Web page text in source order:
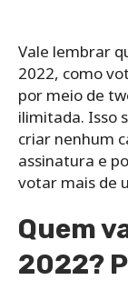
Vale lembrar
2022, como
por meio de
ilimitada. Isso
criar nenhum
assinatura e
votar mais de
Quem
2022?